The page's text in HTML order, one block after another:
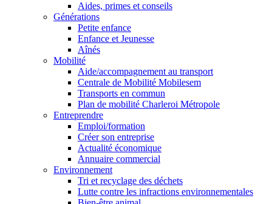
Aides, primes et conseils
Générations
Petite enfance
Enfance et Jeunesse
Aînés
Mobilité
Aide/accompagnement au transport
Centrale de Mobilité Mobilesem
Transports en commun
Plan de mobilité Charleroi Métropole
Entreprendre
Emploi/formation
Créer son entreprise
Actualité économique
Annuaire commercial
Environnement
Tri et recyclage des déchets
Lutte contre les infractions environnementales